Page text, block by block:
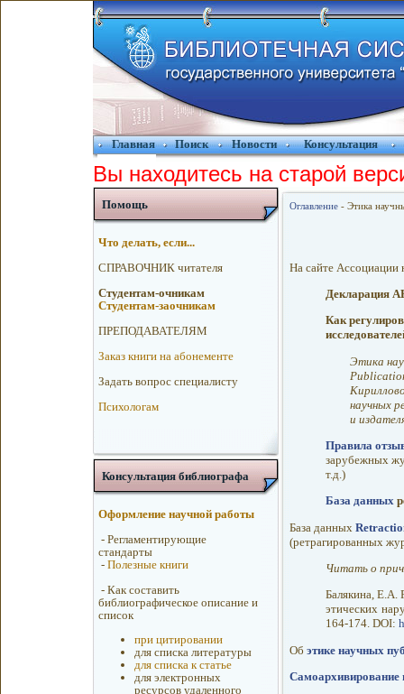
Главная Поиск Новости Консультация
Вы находитесь на старой
Помощь
Что делать, если...
CПРАВОЧНИК читателя
Cтудентам-очникам
Cтудентам-заочникам
ПРЕПОДАВАТЕЛЯМ
Заказ книги на абонементе
Зaдaть вoпрос спeциалисту
Психологам
Консультация библиографа
Оформление научной работы
- Регламентирующие
стандарты
- Полезные книги
- Как составить
библиографическое описание и
список
при цитировании
для списка литературы
для списка к статье
для электронных
ресурсов удаленного
Оглавление- Этика
На сайте Ассоциации
Декларация
Как
Этика
научных
и
Правила
зарубежных
т.д.)
База данных
База данных
(ретрагированных
Читать о
Балякина, Е.А.
этических
164-174. DOI:
Об этике научных
Самоархивирование